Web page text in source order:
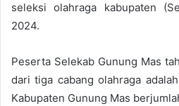
seleksi olahraga kabupaten
2024.
Peserta Selekab Gunung Mas
dari tiga cabang olahraga
Kabupaten Gunung Mas